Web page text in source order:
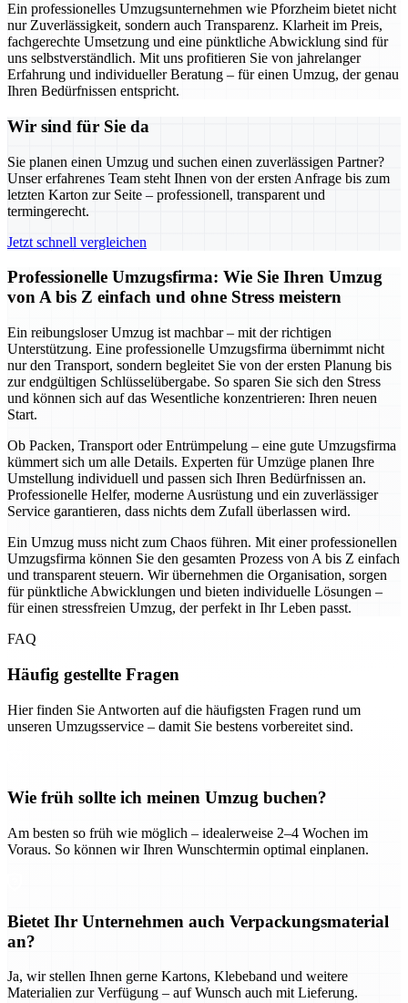
Ein professionelles Umzugsunternehmen wie Pforzheim bietet nicht
nur Zuverlässigkeit, sondern auch Transparenz. Klarheit im Preis,
fachgerechte Umsetzung und eine pünktliche Abwicklung sind für
uns selbstverständlich. Mit uns profitieren Sie von jahrelanger
Erfahrung und individueller Beratung – für einen Umzug, der genau
Ihren Bedürfnissen entspricht.
Wir sind für Sie da
Sie planen einen Umzug und suchen einen zuverlässigen Partner?
Unser erfahrenes Team steht Ihnen von der ersten Anfrage bis zum
letzten Karton zur Seite – professionell, transparent und
termingerecht.
Jetzt schnell vergleichen
Professionelle Umzugsfirma: Wie Sie Ihren Umzug
von A bis Z einfach und ohne Stress meistern
Ein reibungsloser Umzug ist machbar – mit der richtigen
Unterstützung. Eine professionelle Umzugsfirma übernimmt nicht
nur den Transport, sondern begleitet Sie von der ersten Planung bis
zur endgültigen Schlüsselübergabe. So sparen Sie sich den Stress
und können sich auf das Wesentliche konzentrieren: Ihren neuen
Start.
Ob Packen, Transport oder Entrümpelung – eine gute Umzugsfirma
kümmert sich um alle Details. Experten für Umzüge planen Ihre
Umstellung individuell und passen sich Ihren Bedürfnissen an.
Professionelle Helfer, moderne Ausrüstung und ein zuverlässiger
Service garantieren, dass nichts dem Zufall überlassen wird.
Ein Umzug muss nicht zum Chaos führen. Mit einer professionellen
Umzugsfirma können Sie den gesamten Prozess von A bis Z einfach
und transparent steuern. Wir übernehmen die Organisation, sorgen
für pünktliche Abwicklungen und bieten individuelle Lösungen –
für einen stressfreien Umzug, der perfekt in Ihr Leben passt.
FAQ
Häufig gestellte Fragen
Hier finden Sie Antworten auf die häufigsten Fragen rund um
unseren Umzugsservice – damit Sie bestens vorbereitet sind.
Wie früh sollte ich meinen Umzug buchen?
Am besten so früh wie möglich – idealerweise 2–4 Wochen im
Voraus. So können wir Ihren Wunschtermin optimal einplanen.
Bietet Ihr Unternehmen auch Verpackungsmaterial
an?
Ja, wir stellen Ihnen gerne Kartons, Klebeband und weitere
Materialien zur Verfügung – auf Wunsch auch mit Lieferung.